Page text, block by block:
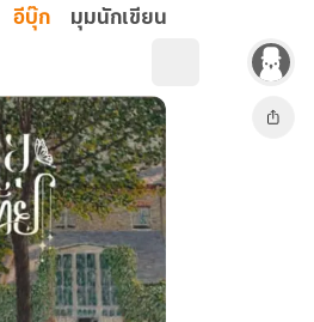
อีบุ๊ก มุมนักเขียน